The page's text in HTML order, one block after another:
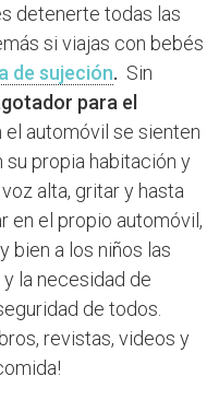
detenerte todas las
si viajas con bebés
de sujeción. Sin
para el
el automóvil se sienten
propia habitación y
alta, gritar y hasta
en el propio automóvil,
bien a los niños las
la necesidad de
de todos.
revistas, videos y